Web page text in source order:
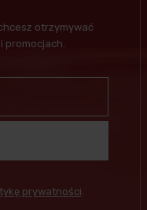
otrzymywać
promocjach.
prywatności.